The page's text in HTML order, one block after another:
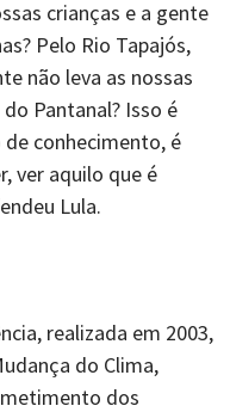
crianças e a gente
Pelo Rio Tapajós,
não leva as nossas
Pantanal? Isso é
conhecimento, é
ver aquilo que é
Lula.
realizada em 2003,
do Clima,
dos